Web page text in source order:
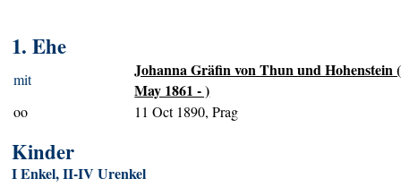
1. Ehe
mit
Johanna Gräfin von Thun und Hohenstein
May 1861 - )
oo 11 Oct 1890, Prag
Kinder
I Enkel, II-IV Urenkel